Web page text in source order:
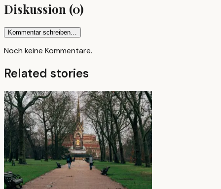
Diskussion (0)
Kommentar schreiben…
Noch keine Kommentare.
Related stories